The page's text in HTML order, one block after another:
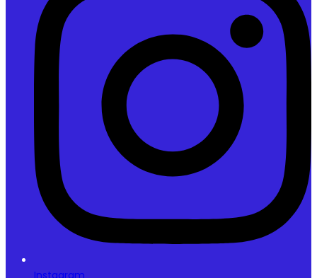
Instagram